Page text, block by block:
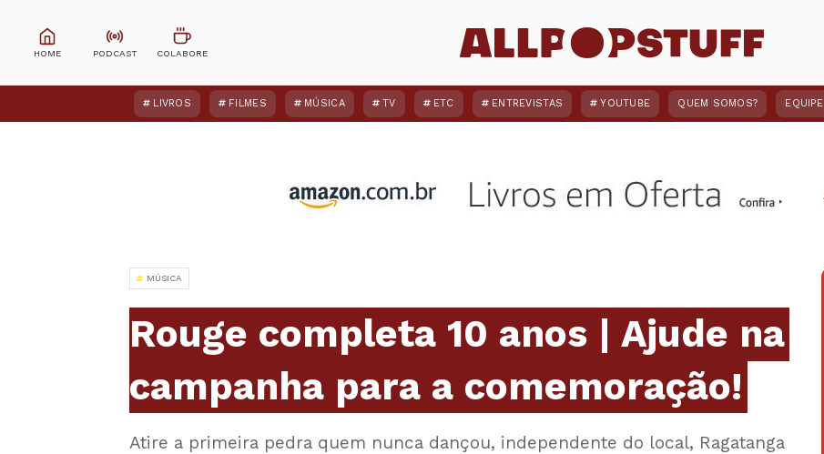
LIVROS FILMES MÚSICA TV ETC ENTREVISTAS YOUTUBE QUEM SOMOS? EQUIPE
MÚSICA
Rouge completa 10 anos | Ajude na
campanha para a comemoração!
Atire a primeira pedra quem nunca dançou, independente do local, Ragatanga